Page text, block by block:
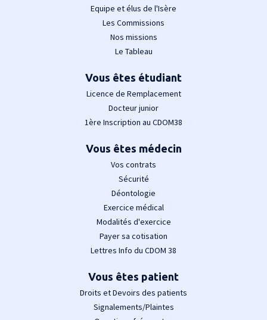
Equipe et élus de l'Isère
Les Commissions
Nos missions
Le Tableau
Vous êtes étudiant
Licence de Remplacement
Docteur junior
1ère Inscription au CDOM38
Vous êtes médecin
Vos contrats
Sécurité
Déontologie
Exercice médical
Modalités d'exercice
Payer sa cotisation
Lettres Info du CDOM 38
Vous êtes patient
Droits et Devoirs des patients
Signalements/Plaintes